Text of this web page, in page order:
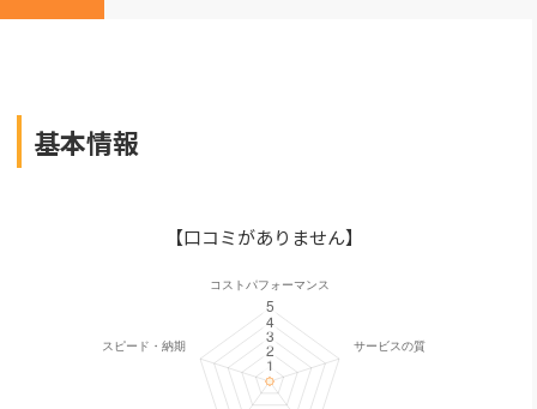
基本情報
【口コミがありません】